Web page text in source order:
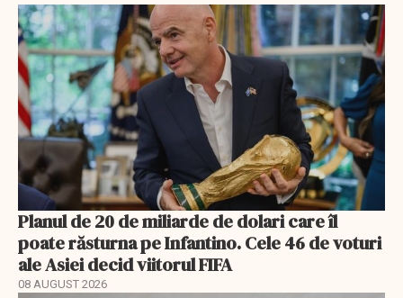
Planul de 20 de miliarde de dolari care îl
poate răsturna pe Infantino. Cele 46 de voturi
ale Asiei decid viitorul FIFA
08 AUGUST 2026